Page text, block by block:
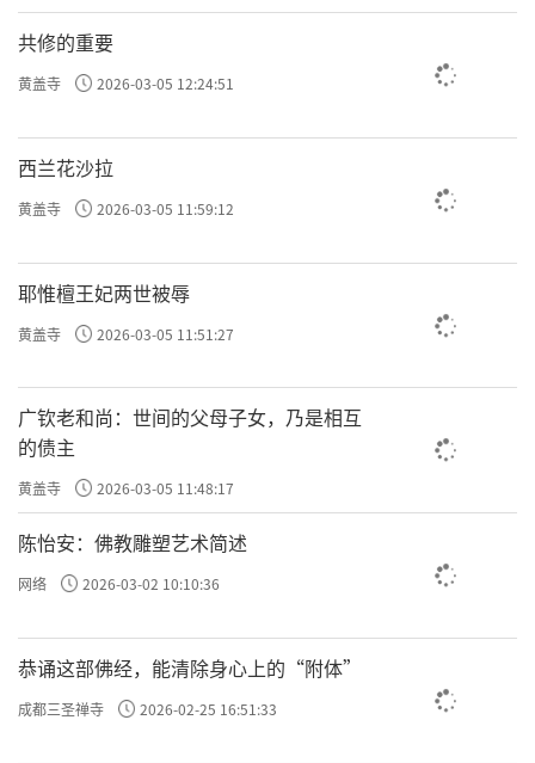
共修的重要
黄盖寺 2026-03-05 12:24:51
西兰花沙拉
黄盖寺 2026-03-05 11:59:12
耶惟檀王妃两世被辱
黄盖寺 2026-03-05 11:51:27
广钦老和尚：世间的父母子女，乃是相互
的债主
黄盖寺 2026-03-05 11:48:17
陈怡安：佛教雕塑艺术简述
网络 2026-03-02 10:10:36
恭诵这部佛经，能清除身心上的“附体”
成都三圣禅寺 2026-02-25 16:51:33